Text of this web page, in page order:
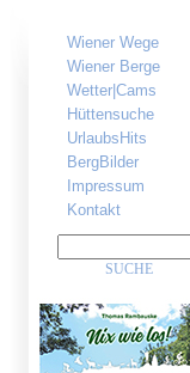
Wiener Wege
Wiener Berge
Wetter|Cams
Hüttensuche
UrlaubsHits
BergBilder
Impressum
Kontakt